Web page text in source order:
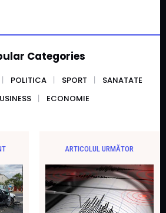
Categories
POLITICA SPORT
SANATATE
ECONOMIE
ARTICOLUL URMĂTOR